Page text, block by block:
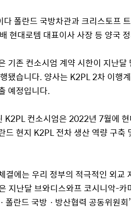
폴란드 국방차관과 크리스토프
현대로템 대표이사 사장 등 양국
기존 컨소시엄 계약 시한이 지난
됐습니다. 양사는 K2PL 2차 이행
예정입니다.
K2PL 컨소시엄은 2022년 7월에
드 현지 K2PL전차 생산 역량 구축
결에는 우리 정부의 적극적인 외교
지난달 브와디스와프 코시니악-카
ㆍ 폴란드 국방 ㆍ 방산협력 공동위원회